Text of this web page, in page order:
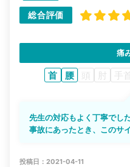
総合評価
痛
首 腰 頭 肘 手首
先生の対応もよく丁寧でし
事故にあったとき、このサ
投稿日：2021-04-11